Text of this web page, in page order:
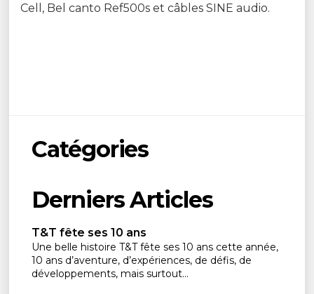
Cell, Bel canto Ref500s et câbles SINE audio.
Catégories
Derniers Articles
T&T fête ses 10 ans
Une belle histoire T&T fête ses 10 ans cette année,
10 ans d’aventure, d’expériences, de défis, de
développements, mais surtout...